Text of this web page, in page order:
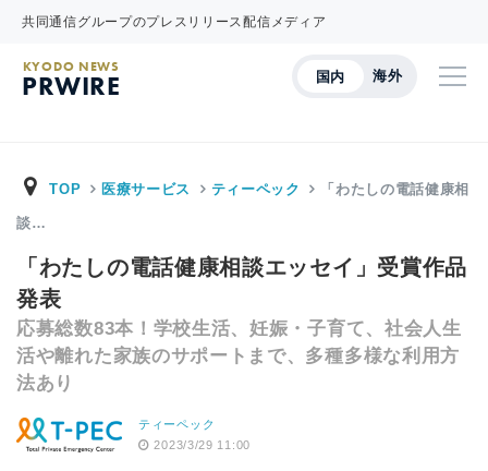
共同通信グループのプレスリリース配信メディア
国内 海外
KYODO NEWS
PRWIRE
TOP 医療サービス ティーペック 「わたしの電話健康相
談…
「わたしの電話健康相談エッセイ」受賞作品
発表
応募総数83本！学校生活、妊娠・子育て、社会人生
活や離れた家族のサポートまで、多種多様な利用方
法あり
ティーペック
2023/3/29 11:00